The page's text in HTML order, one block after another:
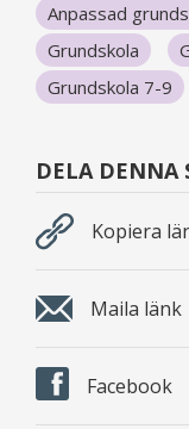
Anpassad
Grundskola
Grundskola 7-9
DELA DENNA
Kopiera
Maila länk
Facebook